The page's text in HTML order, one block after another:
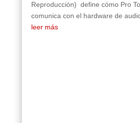
Reproducción) define cómo Pro
comunica con el hardware de audio
leer más